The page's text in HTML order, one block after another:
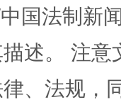
国法制新
述。 注
、法规，